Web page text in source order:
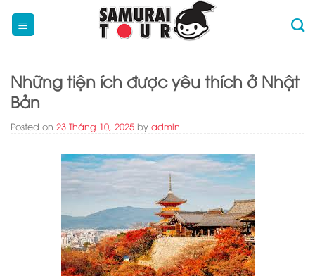
Những tiện ích được yêu thích ở Nhật
Bản
Posted on 23 Tháng 10, 2025 by admin